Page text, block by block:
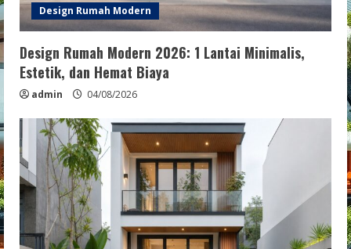
Design Rumah Modern
Design Rumah Modern 2026: 1 Lantai Minimalis,
Estetik, dan Hemat Biaya
admin 04/08/2026